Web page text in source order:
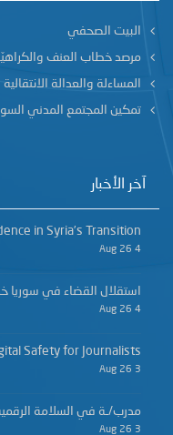
البيت الصحفي
مرصد خطاب العنف
المساءلة والعدالة الانتقالية
تمكين المجتمع المدني
آخر الأخبار
in Syria’s Transition
4 Aug 26
استقلال القضاء في سوريا
4 Aug 26
Safety for Journalists
3 Aug 26
مدرب/ـة في السلامة
3 Aug 26